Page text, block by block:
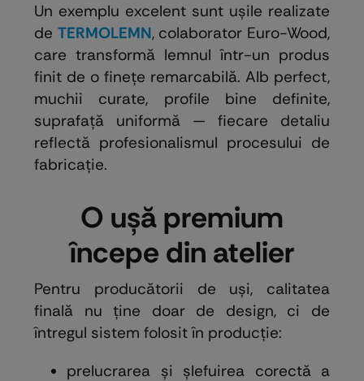
Un exemplu excelent sunt ușile realizate
de TERMOLEMN, colaborator Euro-Wood,
care transformă lemnul într-un produs
finit de o finețe remarcabilă. Alb perfect,
muchii curate, profile bine definite,
suprafață uniformă — fiecare detaliu
reflectă profesionalismul procesului de
fabricație.
O ușă premium
începe din atelier
Pentru producătorii de uși, calitatea
finală nu ține doar de design, ci de
întregul sistem folosit în producție:
prelucrarea și șlefuirea corectă a